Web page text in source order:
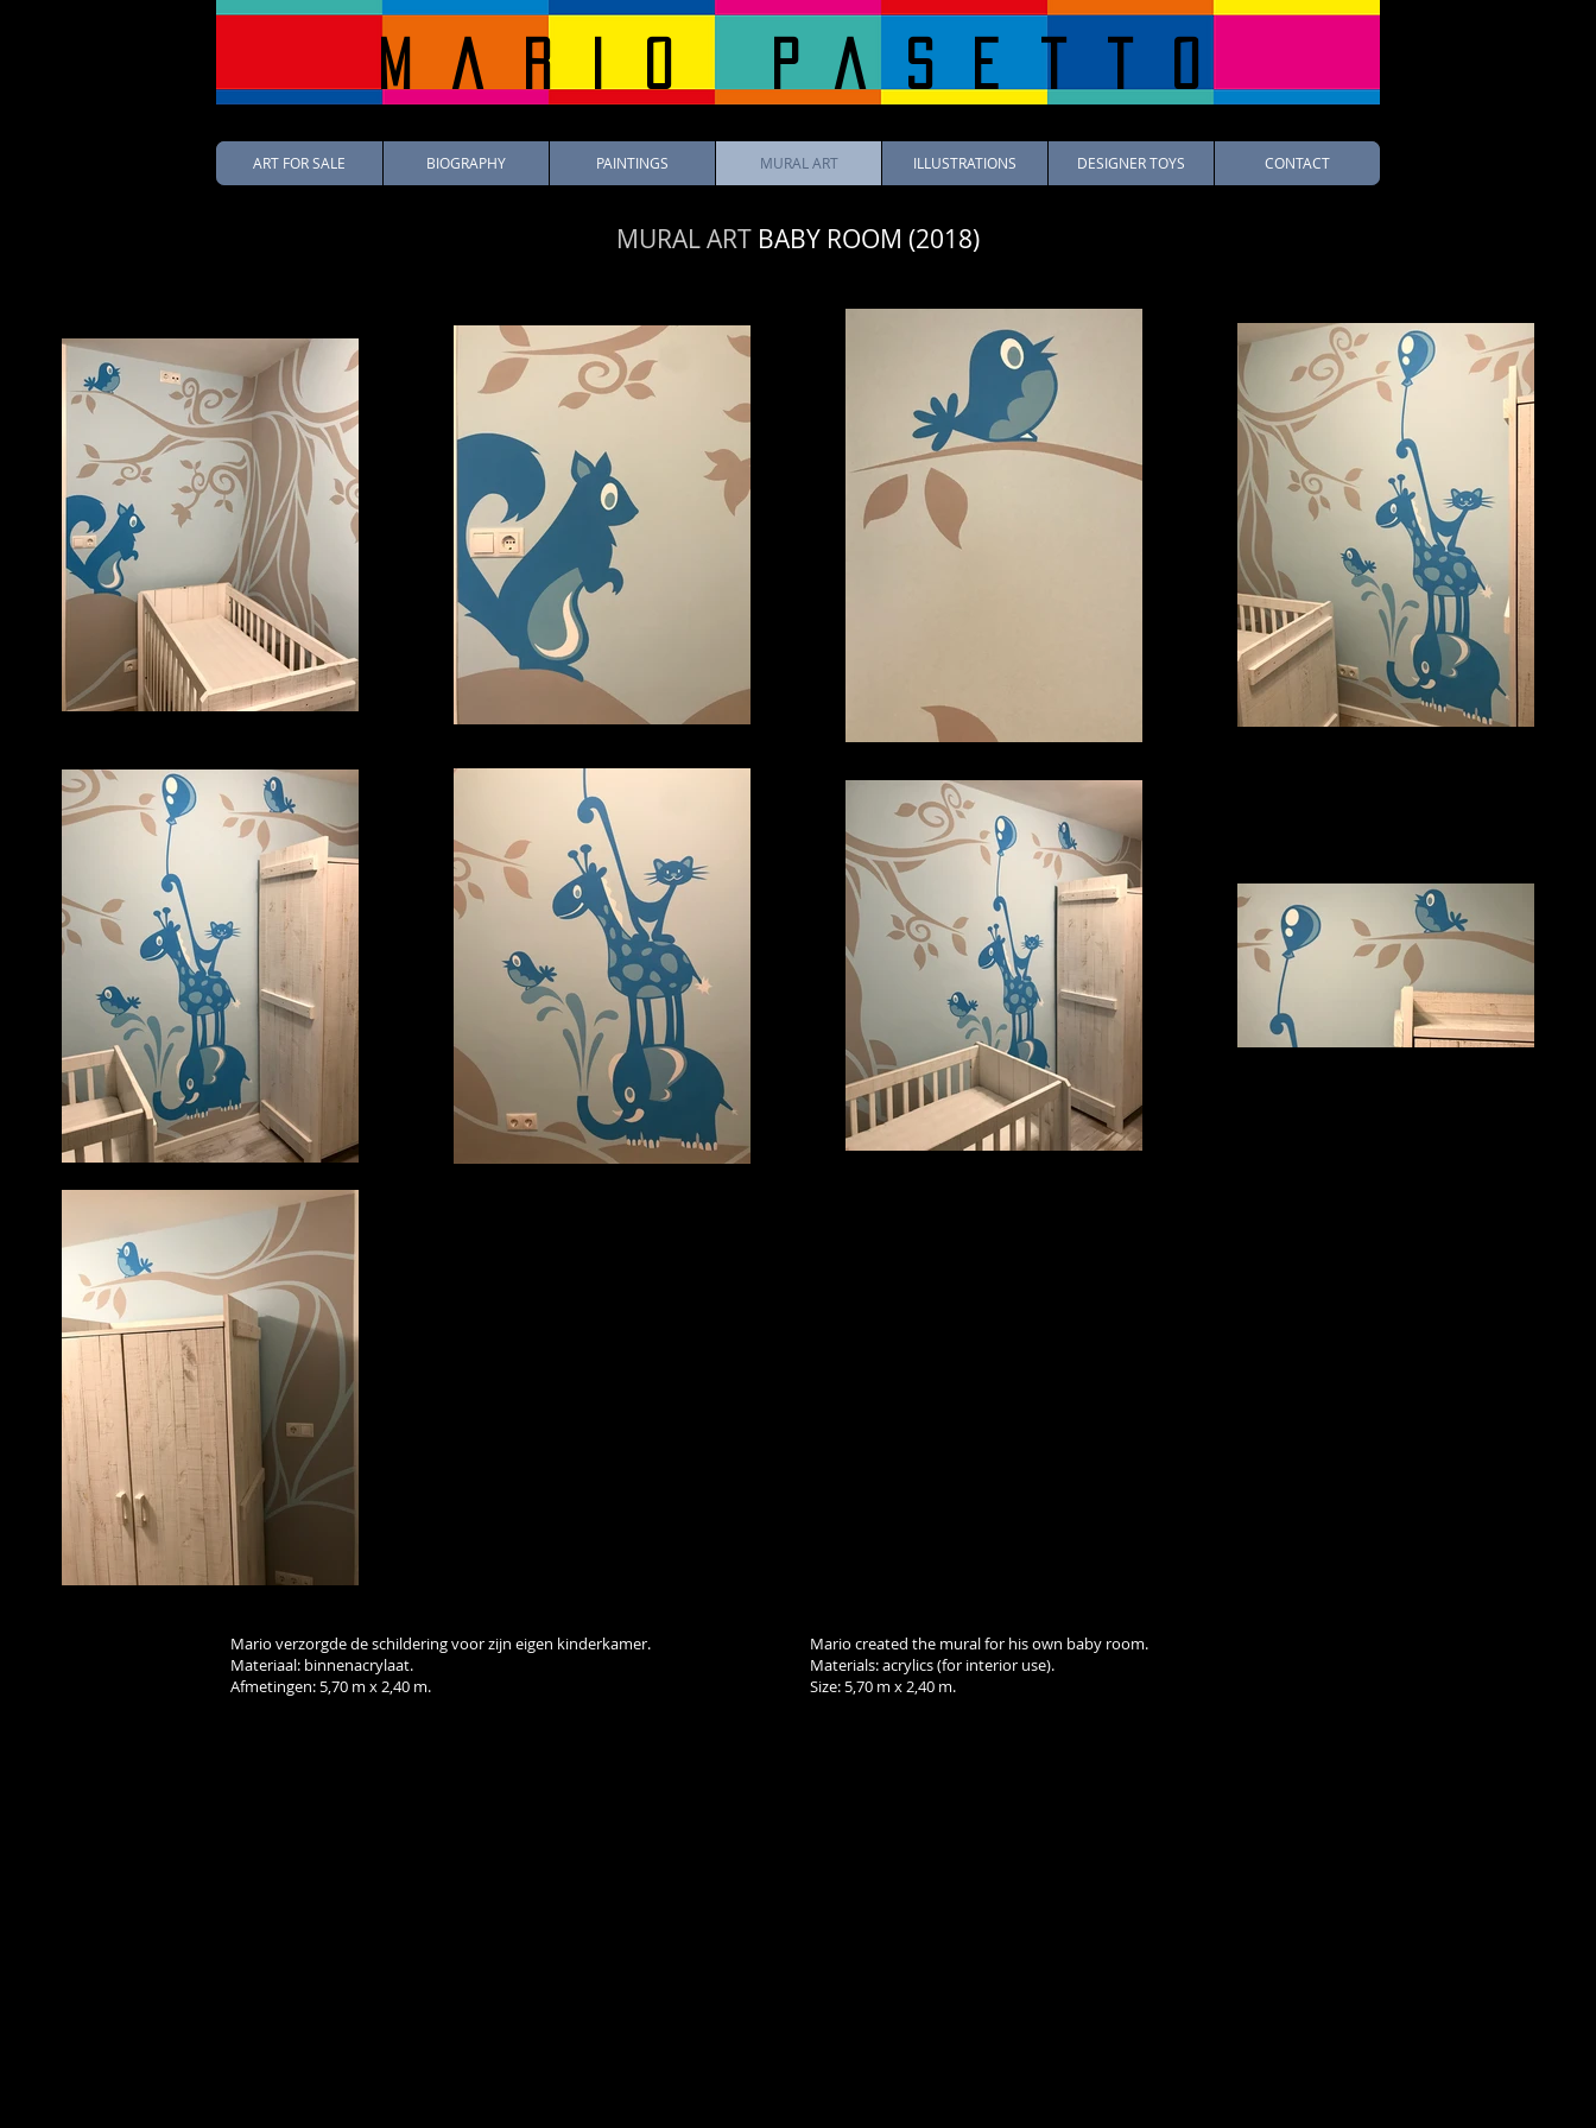
Mario pasetto
ART FOR SALE BIOGRAPHY PAINTINGS MURAL ART ILLUSTRATIONS DESIGNER TOYS CONTACT
MURAL ART BABY ROOM (2018)
Mario verzorgde de schildering voor zijn eigen kinderkamer.
Materiaal: binnenacrylaat.
Afmetingen: 5,70 m x 2,40 m.
Mario created the mural for his own baby room.
Materials: acrylics (for interior use).
Size: 5,70 m x 2,40 m.